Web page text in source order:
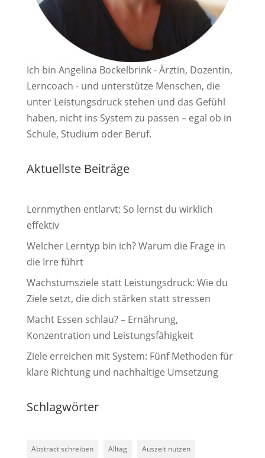
Ich bin Angelina Bockelbrink - Ärztin, Dozentin,
Lerncoach - und unterstütze Menschen, die
unter Leistungsdruck stehen und das Gefühl
haben, nicht ins System zu passen – egal ob in
Schule, Studium oder Beruf.
Aktuellste Beiträge
Lernmythen entlarvt: So lernst du wirklich
effektiv
Welcher Lerntyp bin ich? Warum die Frage in
die Irre führt
Wachstumsziele statt Leistungsdruck: Wie du
Ziele setzt, die dich stärken statt stressen
Macht Essen schlau? – Ernährung,
Konzentration und Leistungsfähigkeit
Ziele erreichen mit System: Fünf Methoden für
klare Richtung und nachhaltige Umsetzung
Schlagwörter
Abstract schreiben Alltag Auszeit nutzen